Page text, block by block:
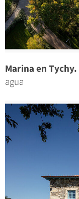
Marina en Tychy.
agua